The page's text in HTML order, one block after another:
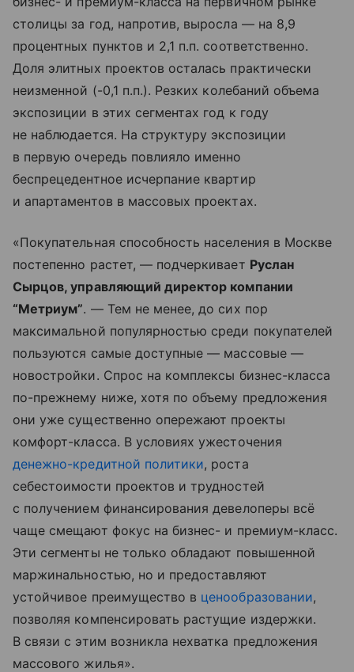
столицы за год, напротив, выросла — на 8,9
процентных пунктов и 2,1 п.п. соответственно.
Доля элитных проектов осталась практически
неизменной (-0,1 п.п.). Резких колебаний объема
экспозиции в этих сегментах год к году
не наблюдается. На структуру экспозиции
в первую очередь повлияло именно
беспрецедентное исчерпание квартир
и апартаментов в массовых проектах.
«Покупательная способность населения в Москве
постепенно растет, — подчеркивает Руслан
Сырцов, управляющий директор компании
“Метриум”. — Тем не менее, до сих пор
максимальной популярностью среди покупателей
пользуются самые доступные — массовые —
новостройки. Спрос на комплексы бизнес-класса
по-прежнему ниже, хотя по объему предложения
они уже существенно опережают проекты
комфорт-класса. В условиях ужесточения
денежно-кредитной политики, роста
себестоимости проектов и трудностей
с получением финансирования девелоперы всё
чаще смещают фокус на бизнес- и премиум-класс.
Эти сегменты не только обладают повышенной
маржинальностью, но и предоставляют
устойчивое преимущество в ценообразовании,
позволяя компенсировать растущие издержки.
В связи с этим возникла нехватка предложения
массового жилья».